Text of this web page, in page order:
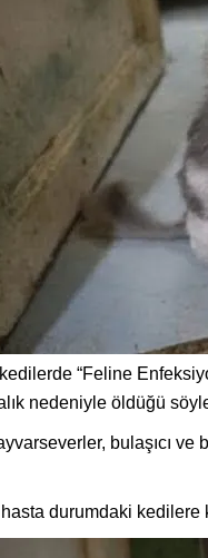
“Feline
nedeniyle öldüğü
bulaşıcı
durumdaki kedilere